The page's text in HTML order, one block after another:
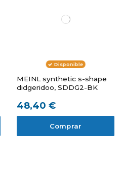
Disponible
MEINL synthetic s-shape
didgeridoo, SDDG2-BK
48,40 €
Comprar